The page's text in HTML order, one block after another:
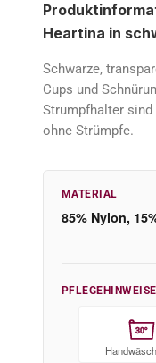
Heartina in
Schwarze,
Cups und
Strumpfhalter sind
ohne Strümpfe.
MATERIAL
85% Nylon,
PFLEGEHINWEISE
30°